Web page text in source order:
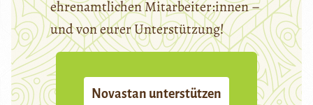
ehrenamtlichen Mitarbeiter:innen –
und von eurer Unterstützung!
Novastan unterstützen